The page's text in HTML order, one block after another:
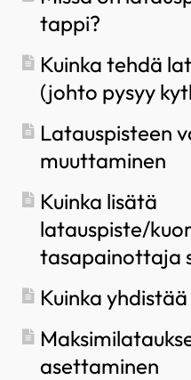
tappi?
Kuinka tehdä
(johto pysyy
Latauspisteen
muuttaminen
Kuinka lisätä
latauspiste/
tasapainottaja
Kuinka
asettaminen